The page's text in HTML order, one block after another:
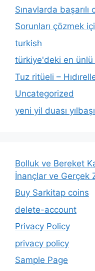
Sınavlarda
Sorunları çözmek
turkish
türkiye'deki en
Tuz ritüeli –
Uncategorized
yeni yil duası
Bolluk ve Bereket
İnançlar ve Gerçek
Buy Sarkitap coins
delete-account
Privacy Policy
privacy policy
Sample Page